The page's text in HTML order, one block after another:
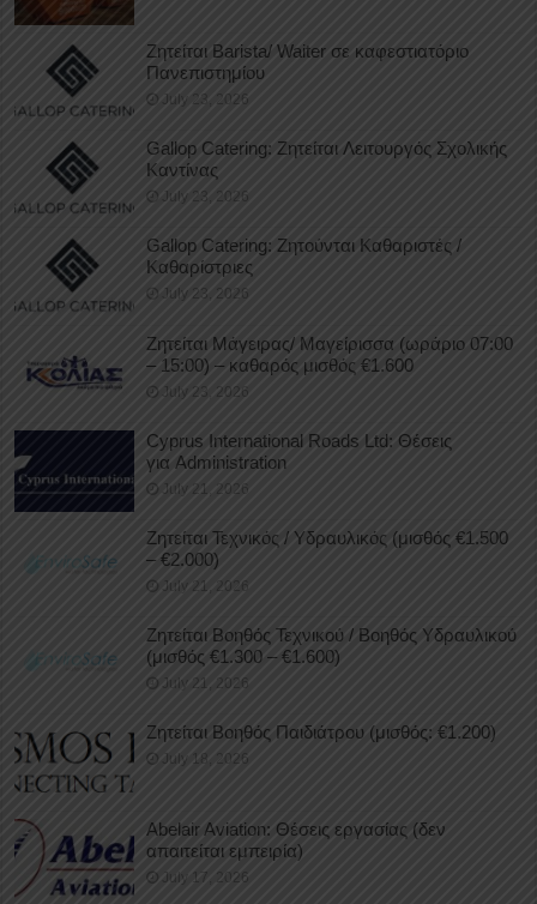
Ζητείται Barista/ Waiter σε καφεστιατόριο
Πανεπιστημίου
July 23, 2026
Gallop Catering: Ζητείται Λειτουργός Σχολικής
Καντίνας
July 23, 2026
Gallop Catering: Ζητούνται Καθαριστές /
Καθαρίστριες
July 23, 2026
Ζητείται Μάγειρας/ Μαγείρισσα (ωράριο 07:00
– 15:00) – καθαρός μισθός €1.600
July 23, 2026
Cyprus International Roads Ltd: Θέσεις
για Administration
July 21, 2026
Ζητείται Τεχνικός / Υδραυλικός (μισθός €1.500
– €2.000)
July 21, 2026
Ζητείται Βοηθός Τεχνικού / Βοηθός Υδραυλικού
(μισθός €1.300 – €1.600)
July 21, 2026
Ζητείται Βοηθός Παιδιάτρου (μισθός: €1.200)
July 18, 2026
Abelair Aviation: Θέσεις εργασίας (δεν
απαιτείται εμπειρία)
July 17, 2026